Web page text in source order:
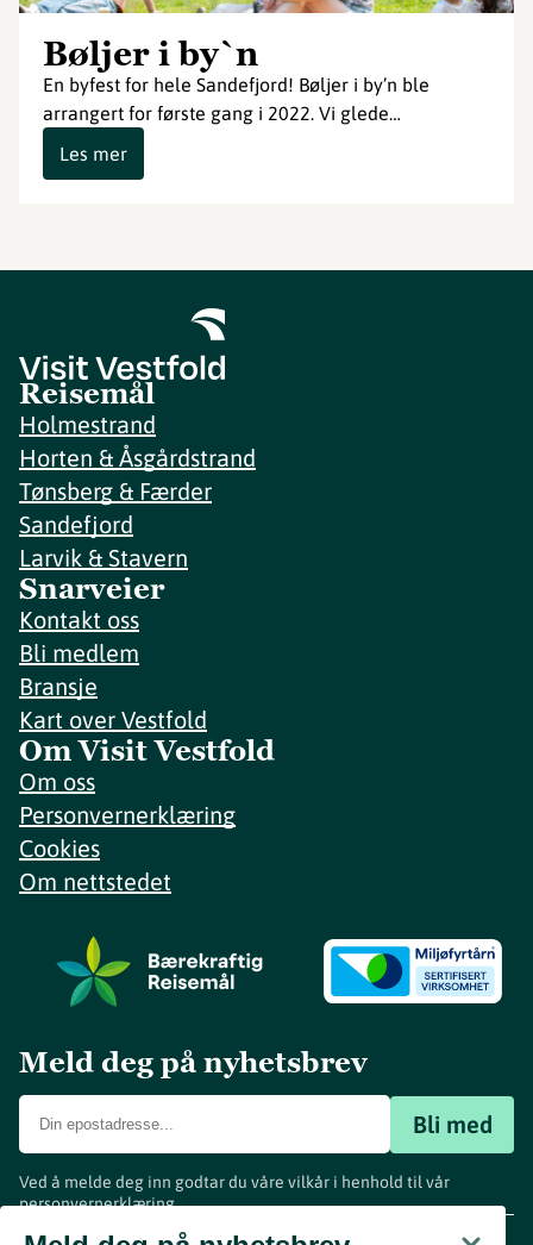
Bøljer i by`n
En byfest for hele Sandefjord! Bøljer i by’n ble
arrangert for første gang i 2022. Vi glede…
Les mer
Reisemål
Holmestrand
Horten & Åsgårdstrand
Tønsberg & Færder
Sandefjord
Larvik & Stavern
Snarveier
Kontakt oss
Bli medlem
Bransje
Kart over Vestfold
Om Visit Vestfold
Om oss
Personvernerklæring
Cookies
Om nettstedet
Meld deg på nyhetsbrev
Bli med
Ved å melde deg inn godtar du våre vilkår i henhold til vår
personvernerklæring.
www.visitvestfold.com